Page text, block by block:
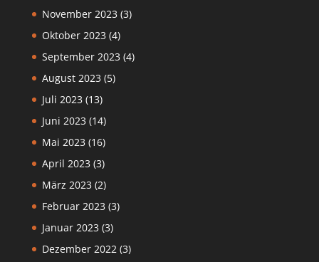
November 2023 (3)
Oktober 2023 (4)
September 2023 (4)
August 2023 (5)
Juli 2023 (13)
Juni 2023 (14)
Mai 2023 (16)
April 2023 (3)
März 2023 (2)
Februar 2023 (3)
Januar 2023 (3)
Dezember 2022(3)